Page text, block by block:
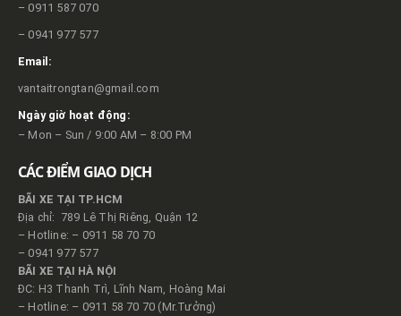
– 0911 587 070
– 0941 977 577
Email:
vantaitrongtan@gmail.com
Ngày giờ hoạt động:
– Mon – Sun / 9:00 AM – 8:00 PM
CÁC ĐIỂM GIAO DỊCH
BÃI XE TẠI TP.HCM
Địa chỉ: 789 Lê Thị Riêng, Quận 12
– Hotline: – 0911 58 70 70
– 0941 977 577
BÃI XE TẠI HÀ NỘI
ĐC: H3 Thanh Trì, Lĩnh Nam, Hoàng Mai
– Hotline: – 0911 58 70 70 (Mr.Tưởng)